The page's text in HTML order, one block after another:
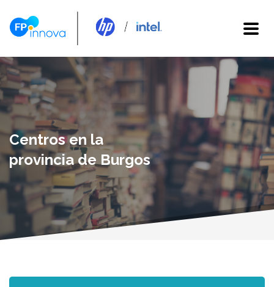
Centros en la
provincia de Burgos